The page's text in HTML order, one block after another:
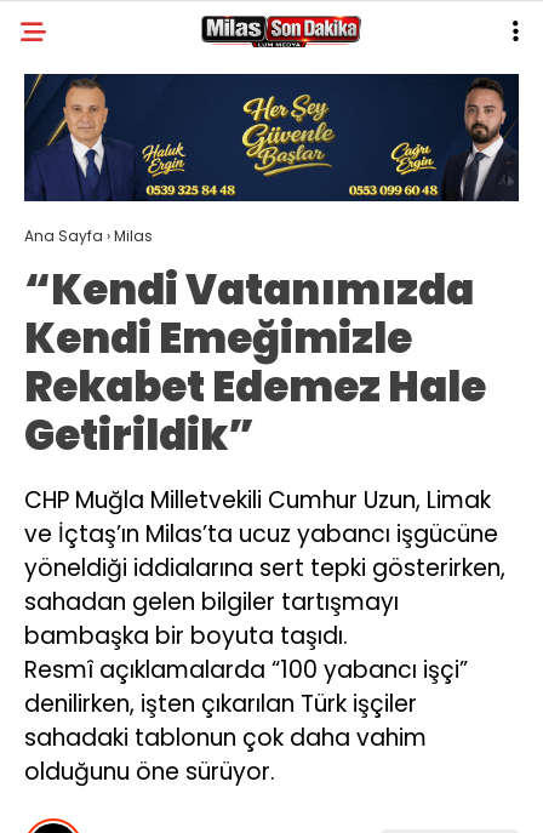
WhatsApp
26.8
GALERİ YAZARLAR
MILAS
MUĞLA’DAN
ASAYIŞ
GÜNDEM
EKONOMI
SPOR
VEFAT
GENEL
İLETIŞIM
KÜNYE
Ana Sayfa ›Milas
“Kendi Vatanımızda
Kendi Emeğimizle
Rekabet Edemez Hale
Getirildik”
CHP Muğla Milletvekili Cumhur Uzun, Limak
ve İçtaş’ın Milas’ta ucuz yabancı işgücüne
yöneldiği iddialarına sert tepki gösterirken,
sahadan gelen bilgiler tartışmayı
bambaşka bir boyuta taşıdı.
Resmî açıklamalarda “100 yabancı işçi”
denilirken, işten çıkarılan Türk işçiler
sahadaki tablonun çok daha vahim
olduğunu öne sürüyor.